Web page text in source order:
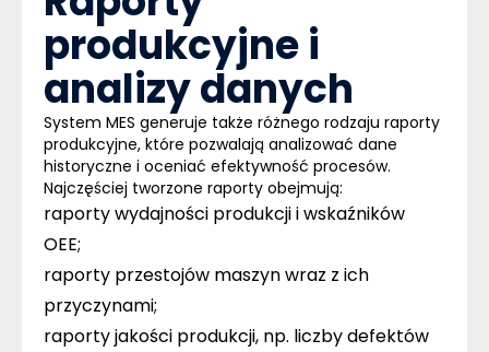
produkcyjne i
analizy danych
System MES generuje także różnego rodzaju raporty
produkcyjne, które pozwalają analizować dane
historyczne i oceniać efektywność procesów.
Najczęściej tworzone raporty obejmują:
raporty wydajności produkcji i wskaźników
OEE;
raporty przestojów maszyn wraz z ich
przyczynami;
raporty jakości produkcji, np. liczby defektów